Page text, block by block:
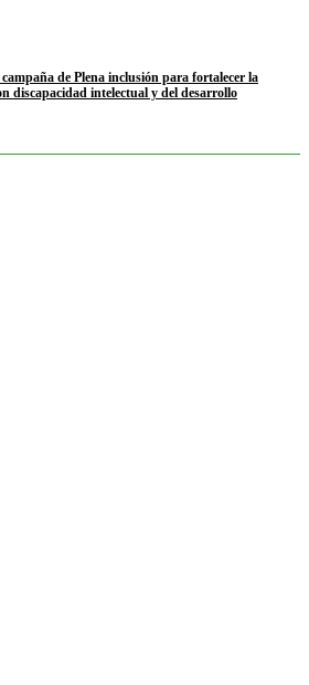
de Plena inclusión para fortalecer la
discapacidad intelectual y del desarrollo